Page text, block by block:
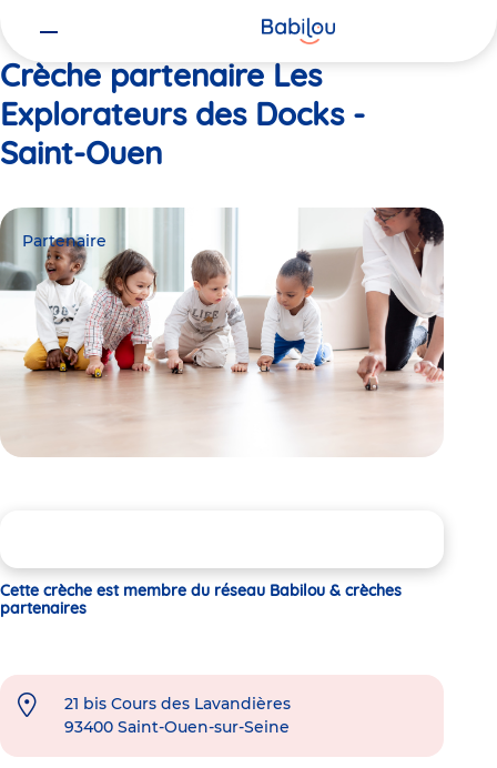
Crèche partenaire Les
Explorateurs des Docks -
Saint-Ouen
Partenaire
Cette crèche est membre du réseau Babilou & crèches
partenaires
21 bis Cours des Lavandières
93400 Saint-Ouen-sur-Seine